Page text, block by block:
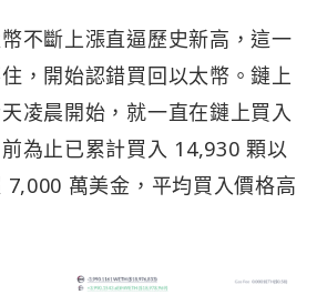
不斷上漲直逼歷史新高，這一
，開始認錯買回以太幣。鏈上
凌晨開始，就一直在鏈上買入
為止已累計買入 14,930 顆以
7,000 萬美金，平均買入價格高